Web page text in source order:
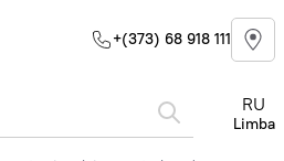
+(373) 68 918 111
RU
Limba